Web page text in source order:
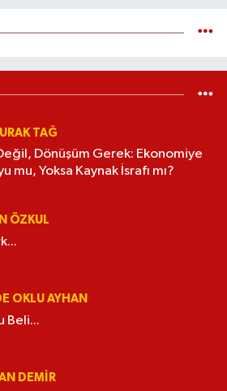
TAĞ
Dönüşüm Gerek: Ekonomiye
mu, Yoksa Kaynak İsrafı mı?
ÖZKUL
OKLU AYHAN
Beli...
DEMİR